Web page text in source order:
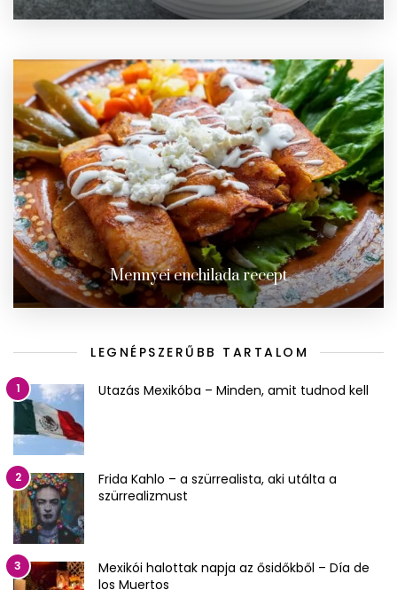
Mennyei enchilada recept
LEGNÉPSZERŰBB TARTALOM
1 Utazás Mexikóba – Minden, amit tudnod kell
2
Frida Kahlo – a szürrealista, aki utálta a
szürrealizmust
3
Mexikói halottak napja az ősidőkből – Día de
los Muertos